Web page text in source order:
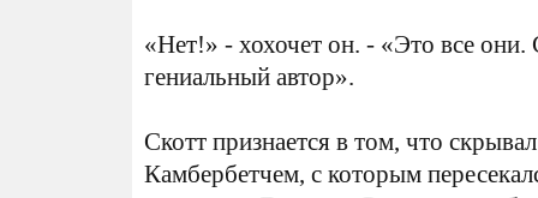
«Нет!» - хохочет он. - «Это все
гениальный автор».
Скотт признается в том, что
Камбербетчем, с которым